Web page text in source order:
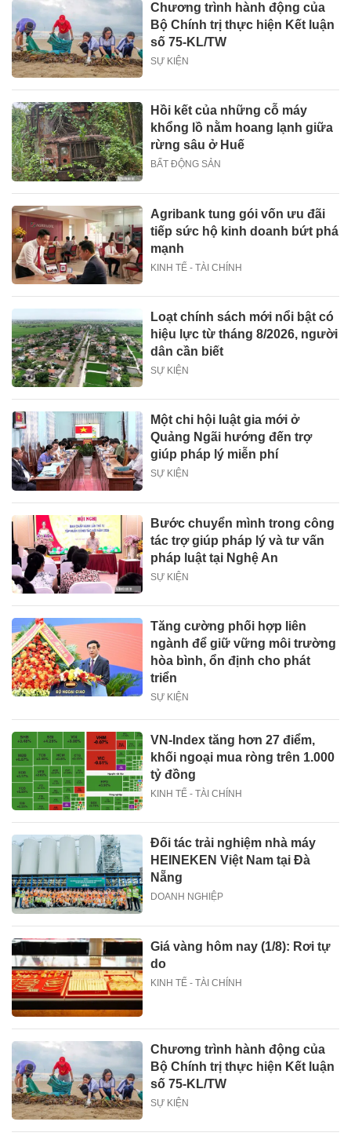
Chương trình hành động của
Bộ Chính trị thực hiện Kết luận
số 75-KL/TW
SỰ KIỆN
Hồi kết của những cỗ máy
khổng lồ nằm hoang lạnh giữa
rừng sâu ở Huế
BẤT ĐỘNG SẢN
Agribank tung gói vốn ưu đãi
tiếp sức hộ kinh doanh bứt phá
mạnh
KINH TẾ - TÀI CHÍNH
Loạt chính sách mới nổi bật có
hiệu lực từ tháng 8/2026, người
dân cần biết
SỰ KIỆN
Một chi hội luật gia mới ở
Quảng Ngãi hướng đến trợ
giúp pháp lý miễn phí
SỰ KIỆN
Bước chuyển mình trong công
tác trợ giúp pháp lý và tư vấn
pháp luật tại Nghệ An
SỰ KIỆN
Tăng cường phối hợp liên
ngành để giữ vững môi trường
hòa bình, ổn định cho phát
triển
SỰ KIỆN
VN-Index tăng hơn 27 điểm,
khối ngoại mua ròng trên 1.000
tỷ đồng
KINH TẾ - TÀI CHÍNH
Đối tác trải nghiệm nhà máy
HEINEKEN Việt Nam tại Đà
Nẵng
DOANH NGHIỆP
Giá vàng hôm nay (1/8): Rơi tự
do
KINH TẾ - TÀI CHÍNH
Chương trình hành động của
Bộ Chính trị thực hiện Kết luận
số 75-KL/TW
SỰ KIỆN